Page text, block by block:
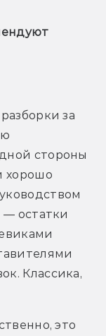
за
стороны
хорошо
— остатки
Классика,
это